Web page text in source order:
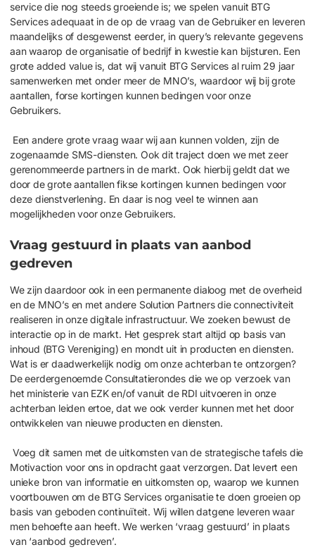
service die nog steeds groeiende is; we spelen vanuit BTG
Services adequaat in de op de vraag van de Gebruiker en leveren
maandelijks of desgewenst eerder, in query’s relevante gegevens
aan waarop de organisatie of bedrijf in kwestie kan bijsturen. Een
grote added value is, dat wij vanuit BTG Services al ruim 29 jaar
samenwerken met onder meer de MNO’s, waardoor wij bij grote
aantallen, forse kortingen kunnen bedingen voor onze
Gebruikers.
Een andere grotevraag waar wij aan kunnen volden, zijnde
zogenaamde SMS-diensten. Ook dit traject doen we met zeer
gerenommeerdepartners in de markt. Ook hierbij geldt dat we
door de grote aantallen fikse kortingen kunnen bedingen voor
deze dienstverlening. En daar is nog veel te winnen aan
mogelijkhedenvoor onzeGebruikers.
Vraag gestuurd in plaats van aanbod
gedreven
We zijn daardoor ook in een permanente dialoog met de overheid
en de MNO’s en met andere Solution Partners die connectiviteit
realiseren in onze digitale infrastructuur. We zoeken bewust de
interactie op in de markt. Het gesprek start altijd op basis van
inhoud (BTG Vereniging) en mondt uit in producten en diensten.
Wat is er daadwerkelijk nodig om onze achterban te ontzorgen?
De eerdergenoemde Consultatierondes die we op verzoek van
het ministerie van EZK en/of vanuit de RDI uitvoeren in onze
achterban leiden ertoe, dat we ook verder kunnen met het door
ontwikkelen van nieuwe producten en diensten.
Voeg dit samen met de uitkomstenvan de strategische tafels die
Motivactionvoor ons in opdracht gaat verzorgen. Dat levert een
unieke bron van informatie en uitkomsten op, waarop we kunnen
voortbouwen om de BTG Services organisatie te doen groeienop
basis van gebodencontinuïteit. Wij willen datgene leveren waar
men behoefte aan heeft. We werken ‘vraag gestuurd’ in plaats
van ‘aanbod gedreven’.